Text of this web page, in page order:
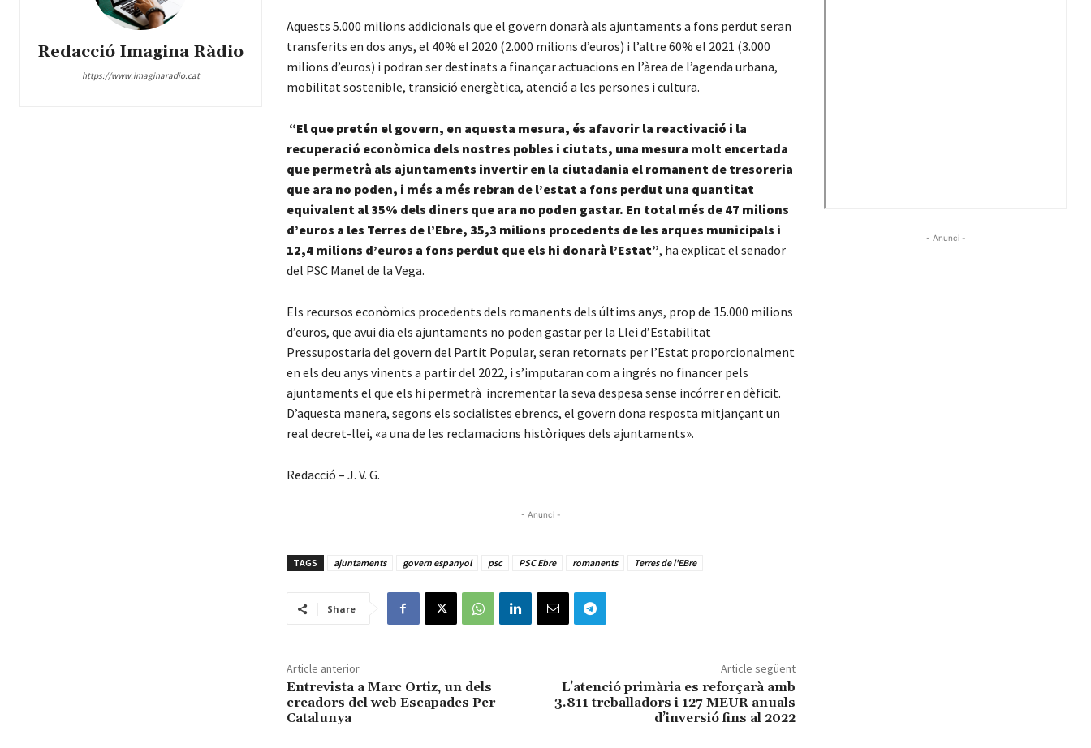
Redacció Imagina Ràdio
https://www.imaginaradio.cat
Aquests 5.000 milions addicionals que el govern donarà als ajuntaments a fons perdut seran
transferits en dos anys, el 40% el 2020 (2.000 milions d’euros) i l’altre 60% el 2021 (3.000
milions d’euros) i podran ser destinats a finançar actuacions en l’àrea de l’agenda urbana,
mobilitat sostenible, transició energètica, atenció a les persones i cultura.
“El que pretén el govern, en aquesta mesura, és afavorir la reactivació i la
recuperació econòmica dels nostres pobles i ciutats, una mesura molt encertada
que permetrà als ajuntaments invertir en la ciutadania el romanent de tresoreria
que ara no poden, i més a més rebran de l’estat a fons perdut una quantitat
equivalent al 35% dels diners que ara no poden gastar. En total més de 47 milions
d’euros a les Terres de l’Ebre, 35,3 milions procedents de les arques municipals i
12,4 milions d’euros a fons perdut que els hi donarà l’Estat”, ha explicat el senador
del PSC Manel de la Vega.
Els recursos econòmics procedents dels romanents dels últims anys, prop de 15.000 milions
d’euros, que avui dia els ajuntaments no poden gastar per la Llei d’Estabilitat
Pressupostaria del govern del Partit Popular, seran retornats per l’Estat proporcionalment
en els deu anys vinents a partir del 2022, i s’imputaran com a ingrés no financer pels
ajuntaments el que els hi permetrà incrementar la seva despesa sense incórrer en dèficit.
D’aquesta manera, segons els socialistes ebrencs, el govern dona resposta mitjançant un
real decret-llei, «a una de les reclamacions històriques dels ajuntaments».
Redacció – J. V. G.
- Anunci -
TAGS ajuntaments govern espanyol psc PSC Ebre romanents Terres de l'EBre
Share
Article anterior
Entrevista a Marc Ortiz, un dels
creadors del web Escapades Per
Catalunya
Article següent
L’atenció primària es reforçarà amb
3.811 treballadors i 127 MEUR anuals
d’inversió fins al 2022
- Anunci -